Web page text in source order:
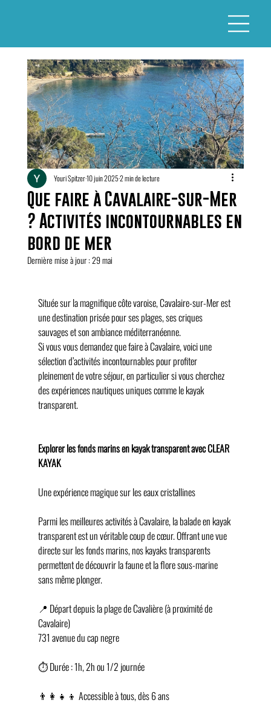
Que faire à Cavalaire-sur-Mer
? Activités incontournables en
bord de mer
Youri Spitzer10 juin 20252 min de lecture
Dernière mise à jour :29 mai
Située sur la magnifique côte varoise, Cavalaire-sur-Mer est
une destination prisée pour ses plages, ses criques
sauvages et son ambiance méditerranéenne.
Si vous vous demandez que faire à Cavalaire, voici une
sélection d’activités incontournables pour profiter
pleinement de votre séjour, en particulier si vous cherchez
des expériences nautiques uniques comme le kayak
transparent.
Explorer les fonds marins en kayak transparent avec CLEAR
KAYAK
Une expérience magique sur les eaux cristallines
Parmi les meilleures activités à Cavalaire, la balade en kayak
transparent est un véritable coup de cœur. Offrant une vue
directe sur les fonds marins, nos kayaks transparents
permettent de découvrir la faune et la flore sous-marine
sans même plonger.
📍 Départ depuis la plage de Cavalière (à proximité de
Cavalaire)
731 avenue du cap negre
⏱️ Durée : 1h, 2h ou 1/2 journée
👨‍👩‍👧‍👦 Accessible à tous, dès 6 ans